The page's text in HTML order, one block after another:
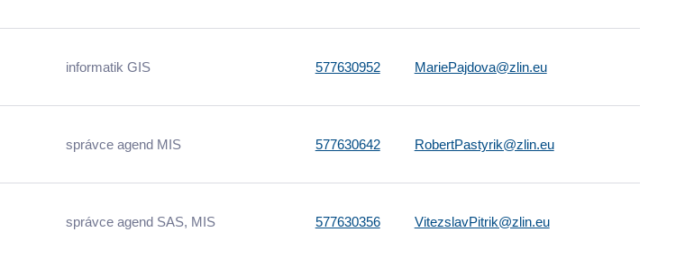
informatik GIS 577630952 MariePajdova@zlin.eu
správce agend MIS 577630642 RobertPastyrik@zlin.eu
správce agend SAS, MIS 577630356 VitezslavPitrik@zlin.eu